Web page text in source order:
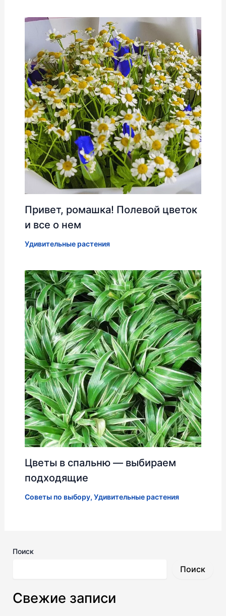
Привет, ромашка! Полевой цветок
и все о нем
Удивительные растения
Цветы в спальню — выбираем
подходящие
Советы по выбору, Удивительные растения
Поиск
Поиск
Свежие записи